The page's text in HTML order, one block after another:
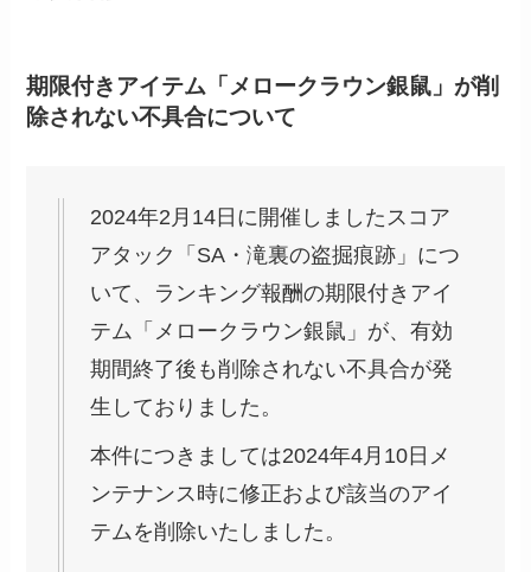
期限付きアイテム「メロークラウン銀鼠」が削
除されない不具合について
2024年2月14日に開催しましたスコア
アタック「SA・滝裏の盗掘痕跡」につ
いて、ランキング報酬の期限付きアイ
テム「メロークラウン銀鼠」が、有効
期間終了後も削除されない不具合が発
生しておりました。
本件につきましては2024年4月10日メ
ンテナンス時に修正および該当のアイ
テムを削除いたしました。